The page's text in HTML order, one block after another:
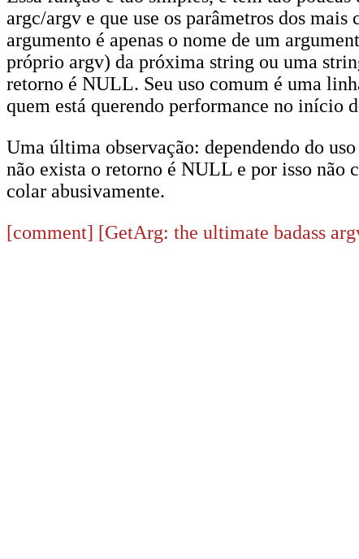
argc/argv e que use os parâmetros dos
argumento é apenas o nome de um
próprio argv) da próxima string ou uma
retorno é NULL. Seu uso comum é uma
quem está querendo performance no início
Uma última observação: dependendo do
não exista o retorno é NULL e por isso
colar abusivamente.
[comment] [GetArg: the ultimate badass